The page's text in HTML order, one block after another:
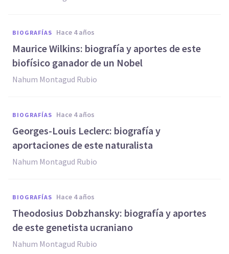
BIOGRAFÍAS hace 4 años
Maurice Wilkins: biografía y aportes de este
biofísico ganador de un Nobel
Nahum Montagud Rubio
BIOGRAFÍAS hace 4 años
Georges-Louis Leclerc: biografía y
aportaciones de este naturalista
Nahum Montagud Rubio
BIOGRAFÍAS hace 4 años
Theodosius Dobzhansky: biografía y aportes
de este genetista ucraniano
Nahum Montagud Rubio